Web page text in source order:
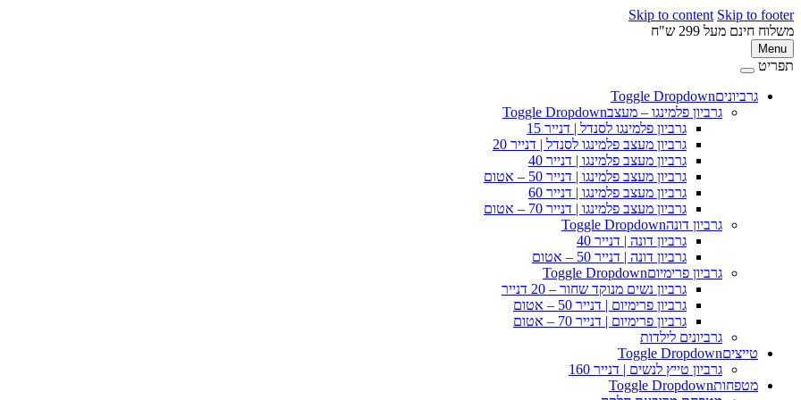
Skip to content Skip to footer
משלוח חינם מעל 299 ש"ח
Menu
תפריט
גרביוניםToggle Dropdown
גרביון פלמינגו – מעצבToggle Dropdown
גרביון פלמינגו לסנדל | דנייר 15
גרביון מעצב פלמינגו לסנדל | דנייר 20
גרביון מעצב פלמינגו | דנייר 40
גרביון מעצב פלמינגו | דנייר 50 – אטום
גרביון מעצב פלמינגו | דנייר 60
גרביון מעצב פלמינגו | דנייר 70 – אטום
גרביון דונהToggle Dropdown
גרביון דונה | דנייר 40
גרביון דונה | דנייר 50 – אטום
גרביון פרימיוםToggle Dropdown
גרביון נשים מנוקד שחור – 20 דנייר
גרביון פרימיום | דנייר 50 – אטום
גרביון פרימיום | דנייר 70 – אטום
גרביונים לילדות
טייציםToggle Dropdown
גרביון טייץ לנשים | דנייר 160
מטפחותToggle Dropdown